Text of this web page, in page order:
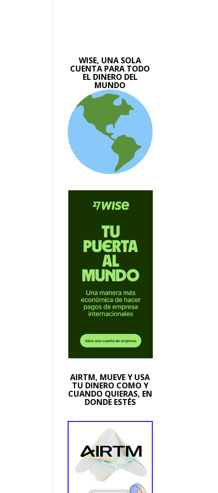
WISE, UNA SOLA
CUENTA PARA TODO
EL DINERO DEL
MUNDO
AIRTM, MUEVE Y USA
TU DINERO COMO Y
CUANDO QUIERAS, EN
DONDE ESTÉS